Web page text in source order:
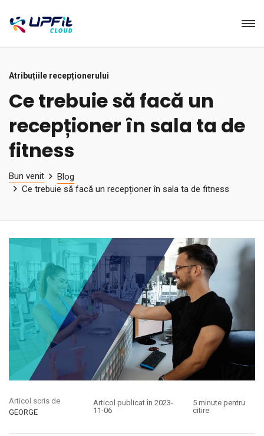
Atribuțiile recepționerului
Ce trebuie să facă un
recepționer în sala ta de
fitness
Bun venit
Blog
Ce trebuie să facă un recepționer în sala ta de fitness
Articol scris de
GEORGE
Articol publicat în 2023-
11-06
5 minute pentru
citire